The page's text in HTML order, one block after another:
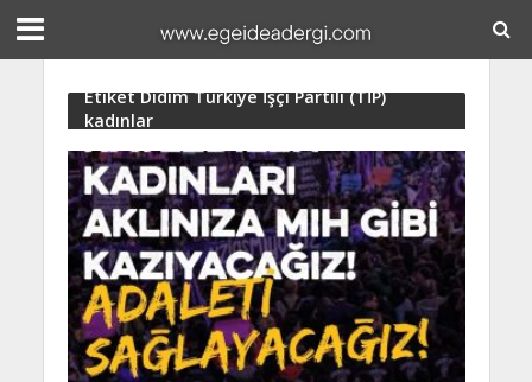
Etiket Didim Türkiye İşçi Partili (TİP)
kadınlar